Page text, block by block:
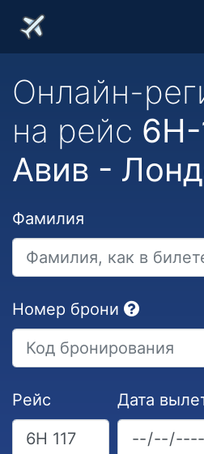
Онлайн-
на рейс
Авив -
Фамилия
Номер брони
Рейс Дата